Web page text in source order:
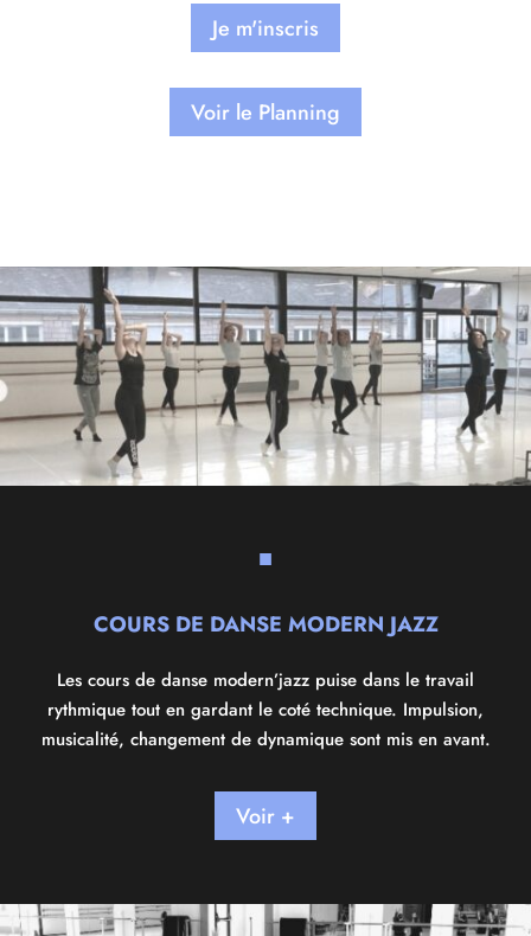
Je m'inscris
Voir le Planning
■
COURS DE DANSE MODERN JAZZ
Les cours de danse modern’jazz puise dans le travail
rythmique tout en gardant le coté technique. Impulsion,
musicalité, changement de dynamique sont mis en avant.
Voir +